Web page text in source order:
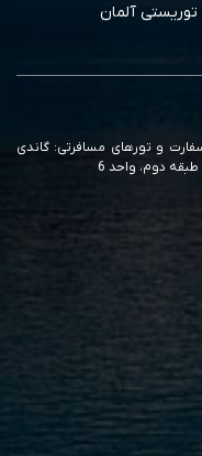
توریستی آلمان
و تورهای مسافرتی: گاندی